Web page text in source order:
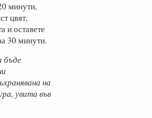
минути,
цвят,
и оставете
30 минути.
бъде
на
увита във